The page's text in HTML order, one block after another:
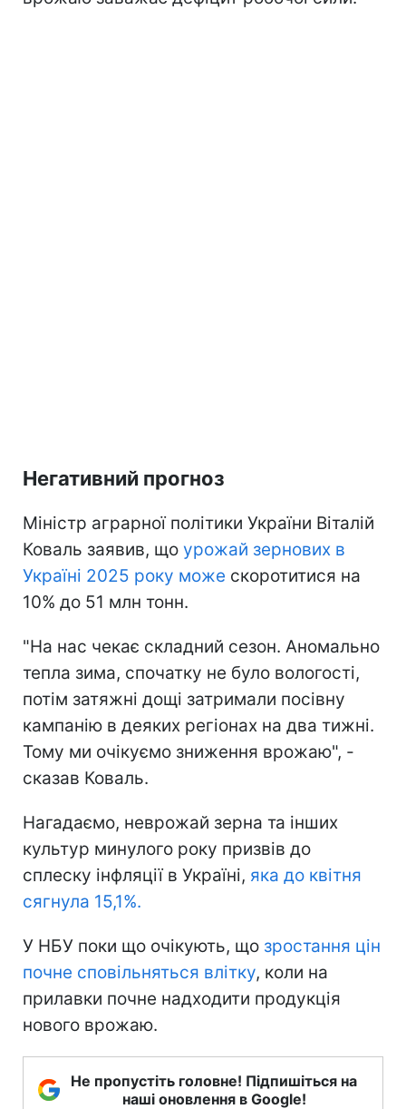
Негативний прогноз
Міністр аграрної політики України Віталій
Коваль заявив, що урожай зернових в
Україні 2025 року може скоротитися на
10% до 51 млн тонн.
"На нас чекає складний сезон. Аномально
тепла зима, спочатку не було вологості,
потім затяжні дощі затримали посівну
кампанію в деяких регіонах на два тижні.
Тому ми очікуємо зниження врожаю", -
сказав Коваль.
Нагадаємо, неврожай зерна та інших
культур минулого року призвів до
сплеску інфляції в Україні, яка до квітня
сягнула 15,1%.
У НБУ поки що очікують, що зростання цін
почне сповільняться влітку, коли на
прилавки почне надходити продукція
нового врожаю.
Не пропустіть головне! Підпишіться на
наші оновлення в Google!